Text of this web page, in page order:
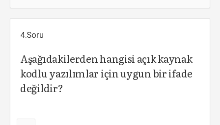
4.Soru
Aşağıdakilerden hangisi açık kaynak
kodlu yazılımlar için uygun bir ifade
değildir?